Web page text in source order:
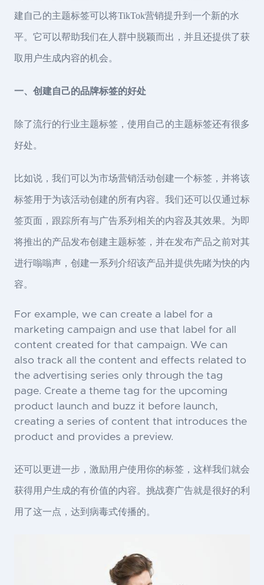
建自己的主题标签可以将TikTok营销提升到一个新的水
平。它可以帮助我们在人群中脱颖而出，并且还提供了获
取用户生成内容的机会。
一、创建自己的品牌标签的好处
除了流行的行业主题标签，使用自己的主题标签还有很多
好处。
比如说，我们可以为市场营销活动创建一个标签，并将该
标签用于为该活动创建的所有内容。我们还可以仅通过标
签页面，跟踪所有与广告系列相关的内容及其效果。为即
将推出的产品发布创建主题标签，并在发布产品之前对其
进行嗡嗡声，创建一系列介绍该产品并提供先睹为快的内
容。
For example, we can create a label for a
marketing campaign and use that label for all
content created for that campaign. We can
also track all the content and effects related to
the advertising series only through the tag
page. Create a theme tag for the upcoming
product launch and buzz it before launch,
creating a series of content that introduces the
product and provides a preview.
还可以更进一步，激励用户使用你的标签，这样我们就会
获得用户生成的有价值的内容。挑战赛广告就是很好的利
用了这一点，达到病毒式传播的。